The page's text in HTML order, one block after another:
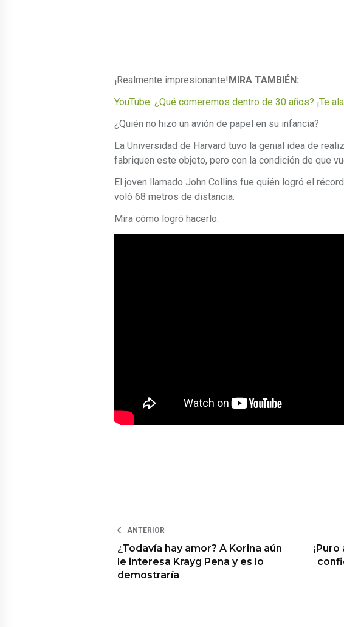
¡Realmente impresionante!MIRA TAMBIÉN:
YouTube: ¿Qué comeremos dentro de 30 años? ¡Te
¿Quién no hizo un avión de papel en su infancia?
La Universidad de Harvard tuvo la genial idea de
fabriquen este objeto, pero con la condición de que
El joven llamado John Collins fue quién logró el
voló 68 metros de distancia.
Mira cómo logró hacerlo:
ANTERIOR
¿Todavía hay amor? A Korina aún
le interesa Krayg Peña y es lo
demostraría